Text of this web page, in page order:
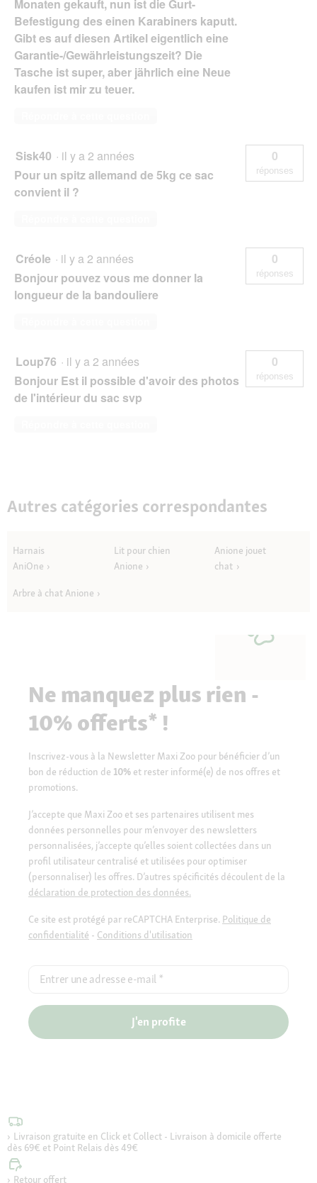
Monaten gekauft, nun ist die Gurt-
Befestigung des einen Karabiners kaputt.
Gibt es auf diesen Artikel eigentlich eine
Garantie-/Gewährleistungszeit? Die
Tasche ist super, aber jährlich eine Neue
kaufen ist mir zu teuer.
Sisk40 · il y a 2 années
Pour un spitz allemand de 5kg ce sac
convient il ?
0
réponses
Créole · il y a 2 années
Bonjour pouvez vous me donner la
longueur de la bandouliere
0
réponses
Loup76 · il y a 2 années
Bonjour Est il possible d'avoir des photos
de l'intérieur du sac svp
0
réponses
Autres catégories correspondantes
Harnais
AniOne
Lit pour chien
Anione
Anione jouet
chat
Arbre à chat Anione
Ne manquez plus rien -
10% offerts* !
Inscrivez-vous à la Newsletter Maxi Zoo pour bénéficier d’un
bon de réduction de 10% et rester informé(e) de nos offres et
promotions.
J’accepte que Maxi Zoo et ses partenaires utilisent mes
données personnelles pour m’envoyer des newsletters
personnalisées, j’accepte qu’elles soient collectées dans un
profil utilisateur centralisé et utilisées pour optimiser
(personnaliser) les offres. D’autres spécificités découlent de la
déclaration de protection des données.
Ce site est protégé par reCAPTCHA Enterprise. Politique de
confidentialité - Conditions d'utilisation
Entrer une adresse e-mail *
J'en profite
Livraison gratuite en Click et Collect - Livraison à domicile offerte
dès 69€ et Point Relais dès 49€
Retour offert